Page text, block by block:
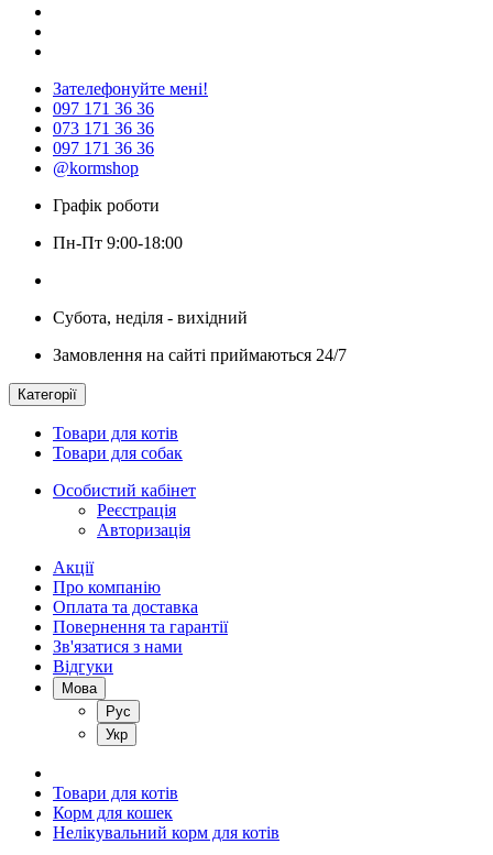
Зателефонуйте мені!
097 171 36 36
073 171 36 36
097 171 36 36
@kormshop
Графік роботи
Пн-Пт 9:00-18:00
Субота, неділя - вихідний
Замовлення на сайті приймаються 24/7
Категорії
Товари для котів
Товари для собак
Особистий кабінет
Реєстрація
Авторизація
Акції
Про компанію
Оплата та доставка
Повернення та гарантії
Зв'язатися з нами
Відгуки
Мова
Рус
Укр
Товари для котів
Корм для кошек
Нелікувальний корм для котів